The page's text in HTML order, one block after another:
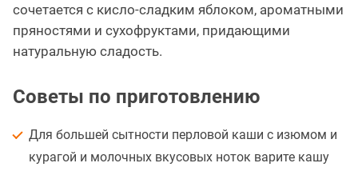
сочетается с кисло-сладким яблоком, ароматными
пряностями и сухофруктами, придающими
натуральную сладость.
Советы по приготовлению
Для большей сытности перловой каши с изюмом и
курагой и молочных вкусовых ноток варите кашу